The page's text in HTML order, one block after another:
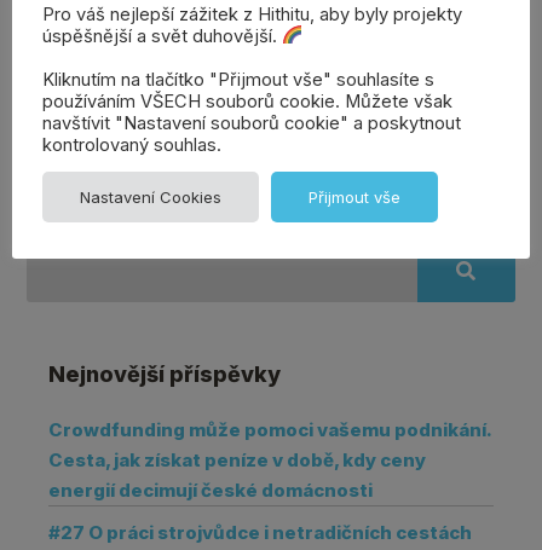
Přidat
komentář
Denisa | Věrozvěst
Hithitu
Nejnovější příspěvky
Crowdfunding může pomoci vašemu podnikání.
Cesta, jak získat peníze v době, kdy ceny
energií decimují české domácnosti
#27 O práci strojvůdce i netradičních cestách
Pro váš nejlepší zážitek z Hithitu, aby byly projekty
úspěšnější a svět duhovější.
Kliknutím na tlačítko "Přijmout vše" souhlasíte s
používáním VŠECH souborů cookie. Můžete však
navštívit "Nastavení souborů cookie" a poskytnout
kontrolovaný souhlas.
Nastavení Cookies Přijmout vše